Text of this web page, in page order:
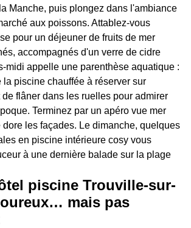
Manche, puis plongez dans l'ambiance
aux poissons. Attablez-vous
pour un déjeuner de fruits de mer
accompagnés d'un verre de cidre
midi appelle une parenthèse aquatique :
la piscine chauffée à réserver sur
flâner dans les ruelles pour admirer
Terminez par un apéro vue mer
les façades. Le dimanche, quelques
en piscine intérieure cosy vous
à une dernière balade sur la plage
piscine Trouville-sur-
mais pas